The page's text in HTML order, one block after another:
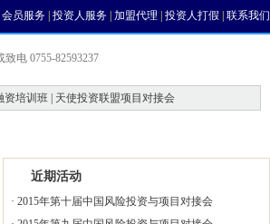
会员服务 投资人服务 加盟代理 投资人打假 联系我们
致电 0755-82593237
资培训班 | 天使投资联盟项目对接会
近期活动
· 2015年第十届中国风险投资与项目对接会